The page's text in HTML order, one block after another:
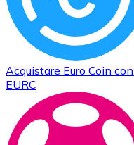
Acquistare Euro Coin
EURC